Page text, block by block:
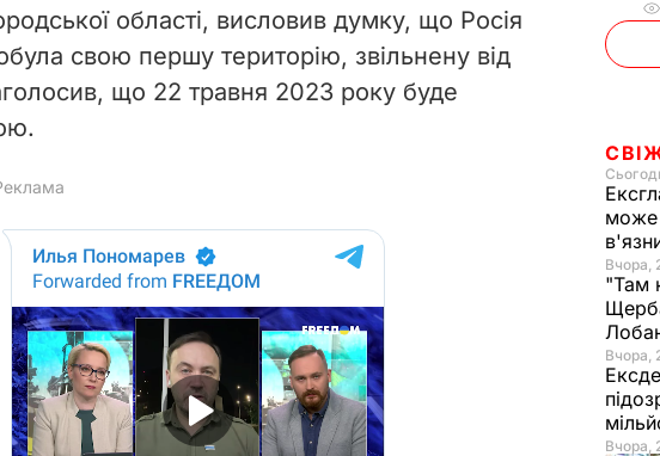
області, висловив думку, що Росія
свою першу територію, звільнену від
що 22 травня 2023 року буде
може
Вчора,
"Там
Вчора,
Вчора,